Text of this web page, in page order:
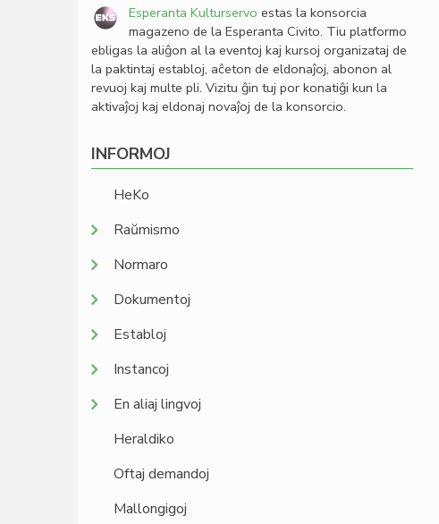
Esperanta Kulturservo estas la konsorcia
magazeno de la Esperanta Civito. Tiu platformo
ebligas la aliĝon al la eventoj kaj kursoj organizataj de
la paktintaj establoj, aĉeton de eldonaĵoj, abonon al
revuoj kaj multe pli. Vizitu ĝin tuj por konatiĝi kun la
aktivaĵoj kaj eldonaj novaĵoj de la konsorcio.
INFORMOJ
HeKo
Raŭmismo
Normaro
Dokumentoj
Establoj
Instancoj
En aliaj lingvoj
Heraldiko
Oftaj demandoj
Mallongigoj